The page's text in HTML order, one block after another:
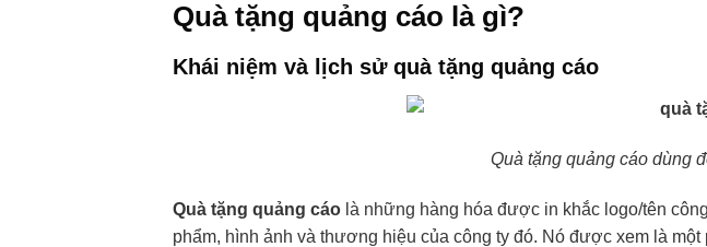
Quà tặng quảng cáo là gì?
Khái niệm và lịch sử quà tặng quảng cáo
Quà tặng quảng cáo dùng
Quà tặng quảng cáolà những hàng hóa được in khắc logo/tên
phẩm, hình ảnh và thương hiệu của công ty đó. Nó được xem là